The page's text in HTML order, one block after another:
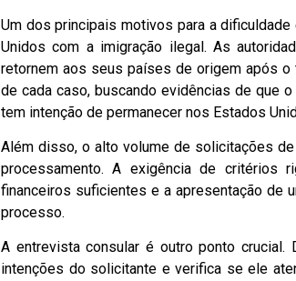
Um dos principais motivos para a
Unidos com a imigração ilegal. As
retornem aos seus países de origem após o
de cada caso, buscando evidências de que
tem intenção de permanecer nos Estados
Além disso, o alto volume de solicitações
processamento. A exigência de critérios
financeiros suficientes e a apresentação de
processo.
A entrevista consular é outro ponto crucial.
intenções do solicitante e verifica se ele